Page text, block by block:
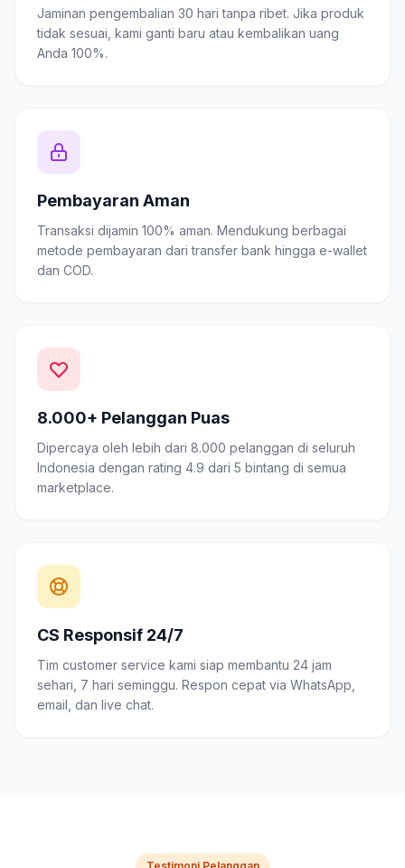
Jaminan pengembalian 30 hari tanpa ribet. Jika produk
tidak sesuai, kami ganti baru atau kembalikan uang
Anda 100%.
Pembayaran Aman
Transaksi dijamin 100% aman. Mendukung berbagai
metode pembayaran dari transfer bank hingga e-wallet
dan COD.
8.000+ Pelanggan Puas
Dipercaya oleh lebih dari 8.000 pelanggan di seluruh
Indonesia dengan rating 4.9 dari 5 bintang di semua
marketplace.
CS Responsif 24/7
Tim customer service kami siap membantu 24 jam
sehari, 7 hari seminggu. Respon cepat via WhatsApp,
email, dan live chat.